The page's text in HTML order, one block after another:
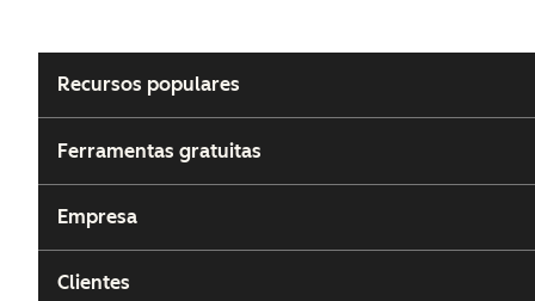
Recursos populares
Ferramentas gratuitas
Empresa
Clientes